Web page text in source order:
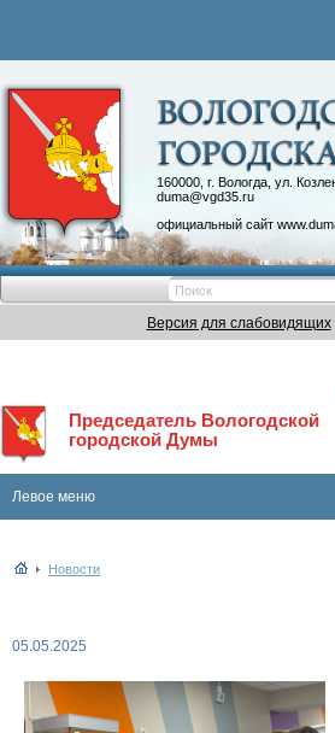
160000, г. Вологда, ул.
duma@vgd35.ru
официальный сайт
Контакты
Депутатские
Версия для слабовидящих
Председатель Вологодской
городской Думы
Левое меню
Новости
05.05.2025